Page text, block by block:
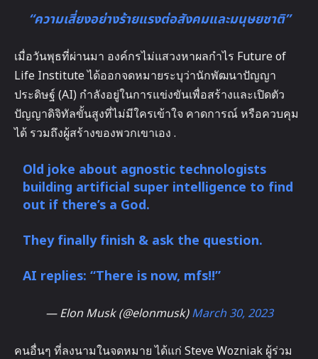
“ความเสี่ยงอย่างร้ายแรงต่อสังคมและมนุษยชาติ”
เมื่อวันพุธที่ผ่านมา องค์กรไม่แสวงหาผลกำไร Future of
Life Institute ได้ออกจดหมายระบุว่านักพัฒนาปัญญา
ประดิษฐ์ (AI) กำลังอยู่ในการแข่งขันเพื่อสร้างและเปิดตัว
ปัญญาดิจิทัลขั้นสูงที่ไม่มีใครเข้าใจ คาดการณ์ หรือควบคุม
ได้ รวมถึงผู้สร้างของพวกเขาเอง .
Old joke about agnostic technologists
building artificial super intelligence to find
out if there’s a God.
They finally finish & ask the question.
AI replies: “There is now, mfs!!”
— Elon Musk (@elonmusk)March 30, 2023
คนอื่นๆ ที่ลงนามในจดหมาย ได้แก่ Steve Wozniak ผู้ร่วม